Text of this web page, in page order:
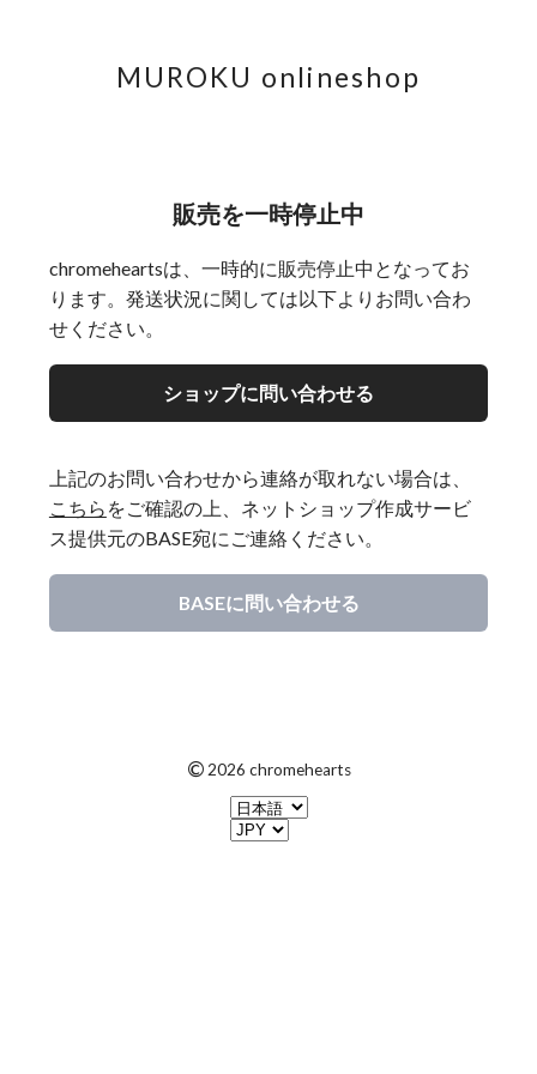
MUROKU onlineshop
販売を一時停止中
chromeheartsは、一時的に販売停止中となってお
ります。発送状況に関しては以下よりお問い合わ
せください。
ショップに問い合わせる
上記のお問い合わせから連絡が取れない場合は、
こちら をご確認の上、ネットショップ作成サービ
ス提供元のBASE宛にご連絡ください。
BASEに問い合わせる
© 2026 chromehearts